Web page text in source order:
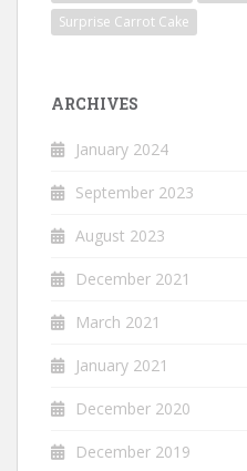
Surprise Carrot Cake
ARCHIVES
January 2024
September 2023
August 2023
December 2021
March 2021
January 2021
December 2020
December 2019